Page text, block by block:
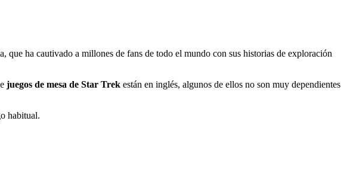
que ha cautivado a millones de fans de todo el mundo con sus historias de exploración
juegos de mesa de Star Trek están en inglés, algunos de ellos no son muy dependientes
habitual.